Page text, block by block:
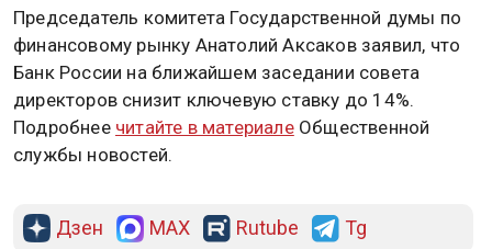
Председатель комитета Государственной думы по
финансовому рынку Анатолий Аксаков заявил, что
Банк России на ближайшем заседании совета
директоров снизит ключевую ставку до 14%.
Подробнее читайте в материалеОбщественной
службы новостей.
Дзен MAX Rutube Tg